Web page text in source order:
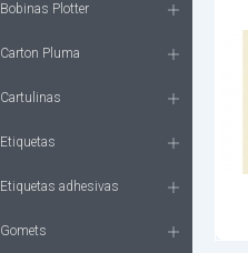
Bobinas Plotter
Carton Pluma
Cartulinas
Etiquetas
Etiquetas adhesivas
Gomets